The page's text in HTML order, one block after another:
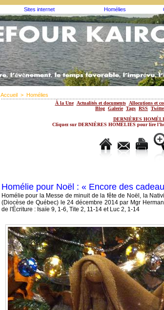
Sites internet Homélies
Accueil > Homélies
À la Une Actualités et documents Allocutions et
Blog Galerie Tags RSS
DERNIÈRES
Cliquez sur DERNIÈRES HOMÉLIES pour lire
Homélie pour Noël : « Encore des
Homélie pour la Messe de minuit de la fête de Noël, la
(Diocèse de Québec) le 24 décembre 2014 par Mgr
de l'Écriture : Isaïe 9, 1-6, Tite 2, 11-14 et Luc 2, 1-14